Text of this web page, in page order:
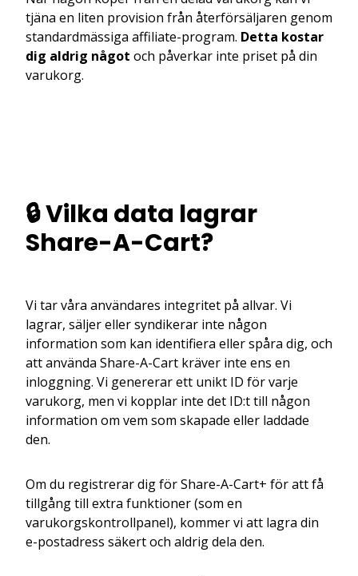
tjäna en liten provision från återförsäljaren genom
standardmässiga affiliate-program. Detta kostar
dig aldrig något och påverkar inte priset på din
varukorg.
🔒 Vilka data lagrar
Share-A-Cart?
Vi tar våra användares integritet på allvar. Vi
lagrar, säljer eller syndikerar inte någon
information som kan identifiera eller spåra dig, och
att använda Share-A-Cart kräver inte ens en
inloggning. Vi genererar ett unikt ID för varje
varukorg, men vi kopplar inte det ID:t till någon
information om vem som skapade eller laddade
den.
Om du registrerar dig för Share-A-Cart+ för att få
tillgång till extra funktioner (som en
varukorgskontrollpanel), kommer vi att lagra din
e-postadress säkert och aldrig dela den.